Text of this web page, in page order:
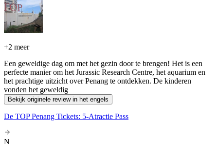
+2 meer
Een geweldige dag om met het gezin door te brengen! Het is een
perfecte manier om het Jurassic Research Centre, het aquarium en
het prachtige uitzicht over Penang te ontdekken. De kinderen
vonden het geweldig
Bekijk originele review in het engels
De TOP Penang Tickets: 5-Atractie Pass
N